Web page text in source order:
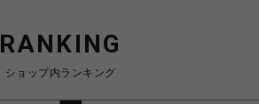
RANKING
ショップ内ランキング